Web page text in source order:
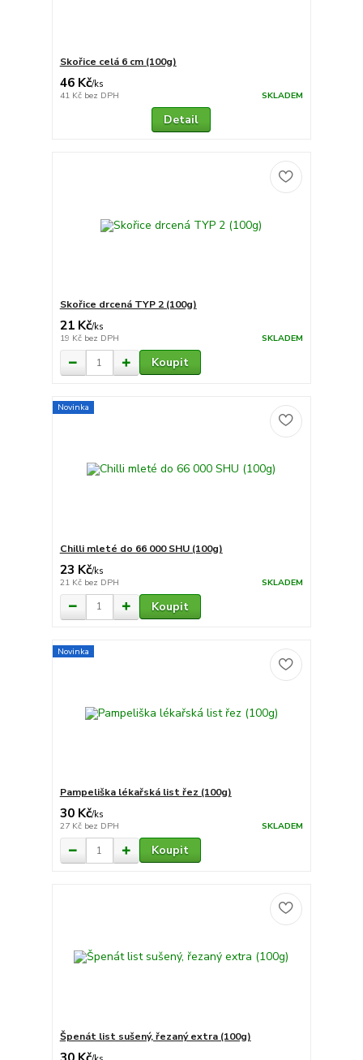
Skořice celá 6 cm (100g)
46 Kč/ks
41 Kč bez DPH SKLADEM
Detail
Skořice drcená TYP 2 (100g)
21 Kč/ks
19 Kč bez DPH SKLADEM
Koupit
Novinka
Chilli mleté do 66 000 SHU (100g)
23 Kč/ks
21 Kč bez DPH SKLADEM
Koupit
Novinka
Pampeliška lékařská list řez (100g)
30 Kč/ks
27 Kč bez DPH SKLADEM
Koupit
Špenát list sušený, řezaný extra (100g)